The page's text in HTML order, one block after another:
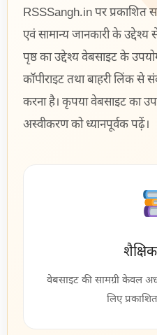
RSSSangh.in पर प्रकाशित
एवं सामान्य जानकारी के
पृष्ठ का उद्देश्य वेबसाइट के
कॉपीराइट तथा बाहरी लिंक से
करना है। कृपया वेबसाइट का
अस्वीकरण को ध्यानपूर्वक पढ़ें।
वेबसाइट की सामग्री केवल
लिए